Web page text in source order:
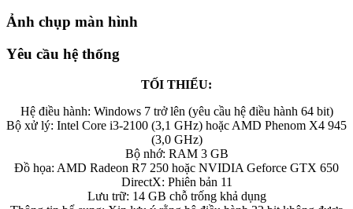
Ảnh chụp màn hình
Yêu cầu hệ thống
TỐI THIỂU:
Hệ điều hành: Windows 7 trở lên (yêu cầu hệ điều hành 64 bit)
Bộ xử lý: Intel Core i3-2100 (3,1 GHz) hoặc AMD Phenom X4 945
(3,0 GHz)
Bộ nhớ: RAM 3 GB
Đồ họa: AMD Radeon R7 250 hoặc NVIDIA Geforce GTX 650
DirectX: Phiên bản 11
Lưu trữ: 14 GB chỗ trống khả dụng